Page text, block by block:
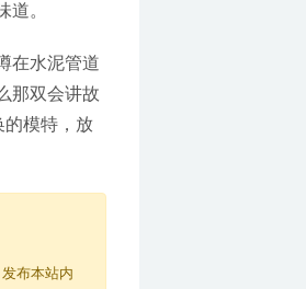
道。
在水泥管道
那双会讲故
的模特，放
布本站内